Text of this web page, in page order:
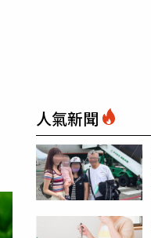
人氣新聞